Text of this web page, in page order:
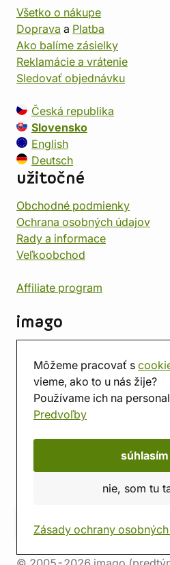
Môžeme pracovať s
vieme, ako to u nás žije?
Používame ich na
Predvoľby
súhlasím
nie, som tu
Zásady ochrany
Všetko o nákupe
Doprava a Platba
Ako balíme zásielky
Reklamácie a vrátenie
Sledovať objednávku
Česká republika
Slovensko
English
Deutsch
užitočné
Obchodné podmienky
Ochrana osobných údajov
Rady a informace
Veľkoobchod
Affiliate program
imago
Predajňa
Herňa
O nás
Hodnotenie obchodu